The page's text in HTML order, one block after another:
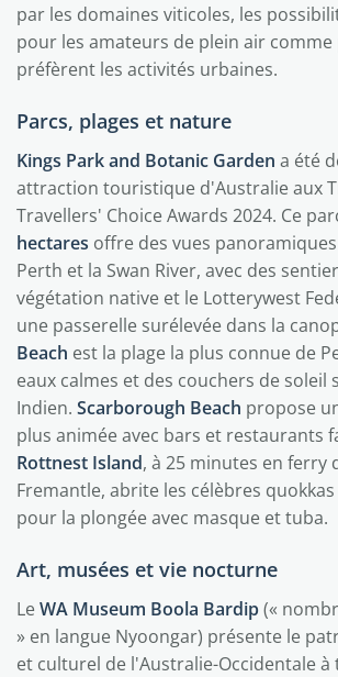
par les domaines viticoles, les
pour les amateurs de plein air
préfèrent les activités urbaines.
Parcs, plages et nature
Kings Park and Botanic Garden a été
attraction touristique d'Australie aux
Travellers' Choice Awards 2024. Ce
hectares offre des vues
Perth et la Swan River, avec des
végétation native et le Lotterywest
une passerelle surélevée dans la
Beach est la plage la plus connue de
eaux calmes et des couchers de soleil
Indien. Scarborough Beach propose
plus animée avec bars et restaurants
Rottnest Island, à 25 minutes en ferry
Fremantle, abrite les célèbres
pour la plongée avec masque et tuba.
Art, musées et vie nocturne
LeWA Museum Boola Bardip(«
» en langue Nyoongar) présente le
et culturel de l'Australie-Occidentale à